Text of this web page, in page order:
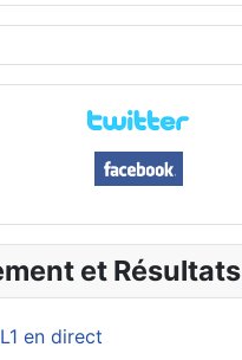
et Résultats
en direct